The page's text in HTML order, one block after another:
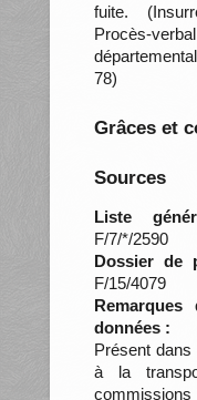
fuite.
Procès-
78)
Grâces et
Sources
Liste
F/7/*/2590
Dossier de
F/15/4079
données :
Présent
à la
commissions